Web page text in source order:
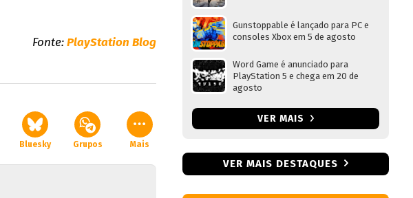
Fonte:PlayStation Blog
Bluesky Grupos Mais
Gunstoppable é lançado para PC e
consoles Xbox em 5 de agosto
Word Game é anunciado para
PlayStation 5 e chega em 20 de
agosto
VER MAIS
VER MAIS DESTAQUES